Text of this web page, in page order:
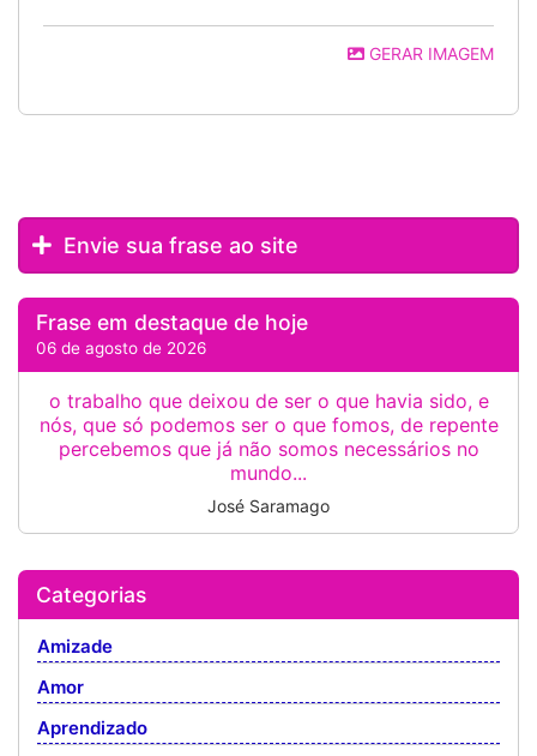
GERAR IMAGEM
Envie sua frase ao site
Frase em destaque de hoje
06 de agosto de 2026
o trabalho que deixou de ser o que havia sido, e
nós, que só podemos ser o que fomos, de repente
percebemos que já não somos necessários no
mundo...
José Saramago
Categorias
Amizade
Amor
Aprendizado